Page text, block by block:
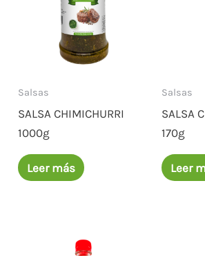
Salsas
SALSA CHIMICHURRI
1000g
Leer más
Salsas
SALSA
170g
Leer